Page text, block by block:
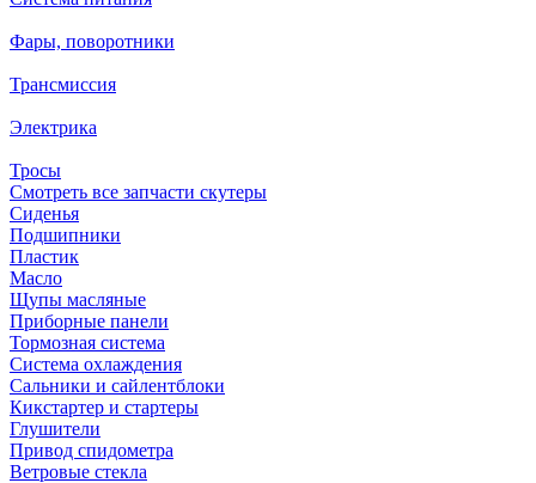
Фары, поворотники
Трансмиссия
Электрика
Тросы
Смотреть все запчасти скутеры
Сиденья
Подшипники
Пластик
Масло
Щупы масляные
Приборные панели
Тормозная система
Система охлаждения
Сальники и сайлентблоки
Кикстартер и стартеры
Глушители
Привод спидометра
Ветровые стекла